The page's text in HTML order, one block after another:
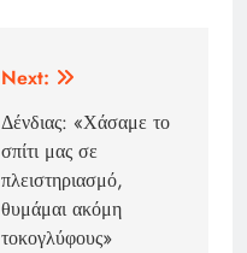
Next:
Δένδιας: «Χάσαμε το
σπίτι μας σε
πλειστηριασμό,
θυμάμαι ακόμη
τοκογλύφους»